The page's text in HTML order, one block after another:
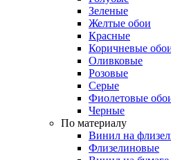
Зеленые
Желтые обои
Красные
Коричневые
Оливковые
Розовые
Серые
Фиолетовые
Черные
По материалу
Винил на
Флизелиновые